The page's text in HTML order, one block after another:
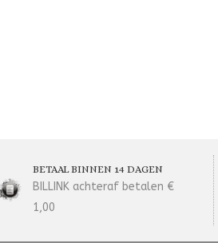
BETAAL BINNEN 14 DAGEN
BILLINK achteraf betalen €
1,00